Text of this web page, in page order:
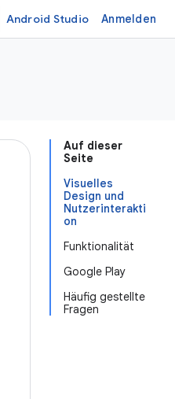
Android Studio Anmelden
Auf dieser
Seite
Visuelles
Design und
Nutzerinterakti
on
Funktionalität
Google Play
Häufig gestellte
Fragen